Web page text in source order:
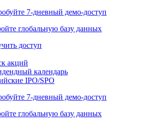
7-дневный демо-доступ
глобальную базу данных
доступ
акций
календарь
IPO/SPO
7-дневный демо-доступ
глобальную базу данных